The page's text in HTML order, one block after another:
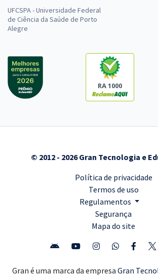
UFCSPA - Universidade Federal
de Ciência da Saúde de Porto
Alegre
RA 1000
© 2012 - 2026 Gran Tecnologia e
Política de privacidade
Termos de uso
Regulamentos
Segurança
Mapa do site
Gran é uma marca da empresa Gran